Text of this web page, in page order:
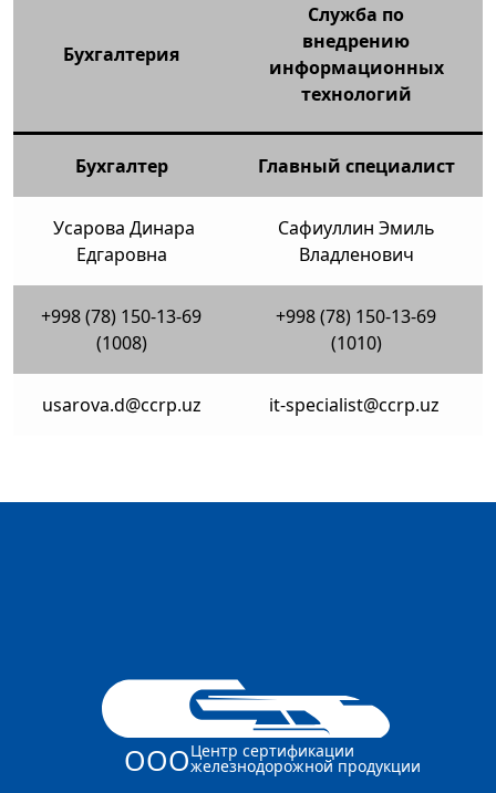
Бухгалтерия
Служба по
внедрению
информационных
технологий
Бухгалтер Главный специалист
Усарова Динара
Едгаровна
Сафиуллин Эмиль
Владленович
+998 (78) 150-13-69
(1008)
+998 (78) 150-13-69
(1010)
usarova.d@ccrp.uz it-specialist@ccrp.uz
ОООЦентр сертификации
железнодорожной продукции